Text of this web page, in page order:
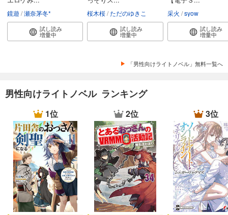
鏡遊 瀬奈茅冬*
試し読み
増量中
桜木桜 ただのゆきこ
試し読み
増量中
采火 syow
試し読み
増量中
「男性向けライトノベル」無料一覧へ
男性向けライトノベル ランキング
1位 2位 3位